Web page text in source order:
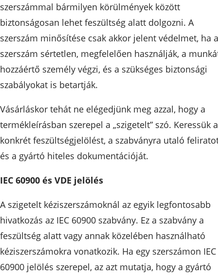
szerszámmal bármilyen körülmények között
biztonságosan lehet feszültség alatt dolgozni. A
szerszám minősítése csak akkor jelent védelmet, ha a
szerszám sértetlen, megfelelően használják, a
hozzáértő személy végzi, és a szükséges biztonsági
szabályokat is betartják.
Vásárláskor tehát ne elégedjünk meg azzal, hogy a
termékleírásban szerepel a „szigetelt” szó. Keressük a
konkrét feszültségjelölést, a szabványra utaló
és a gyártó hiteles dokumentációját.
IEC 60900 és VDE jelölés
A szigetelt kéziszerszámoknál az egyik legfontosabb
hivatkozás az IEC 60900 szabvány. Ez a szabvány a
feszültség alatt vagy annak közelében használható
kéziszerszámokra vonatkozik. Ha egy szerszámon IEC
60900 jelölés szerepel, az azt mutatja, hogy a gyártó